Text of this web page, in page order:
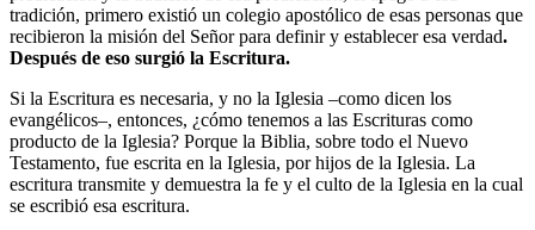
tradición, primero existió un colegio apostólico de esas personas que
recibieron la misión del Señor para definir y establecer esa verdad.
Después de eso surgió la Escritura.
Si la Escritura es necesaria, y no la Iglesia –como dicen los
evangélicos–, entonces, ¿cómo tenemos a las Escrituras como
producto de la Iglesia? Porque la Biblia, sobre todo el Nuevo
Testamento, fue escrita en la Iglesia, por hijos de la Iglesia. La
escritura transmite y demuestra la fe y el culto de la Iglesia en la cual
se escribió esa escritura.